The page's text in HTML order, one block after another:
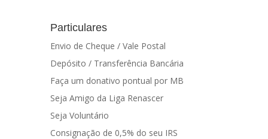
Particulares
Envio de Cheque / Vale Postal
Depósito / Transferência Bancária
Faça um donativo pontual por MB
Seja Amigo da Liga Renascer
Seja Voluntário
Consignação de 0,5% do seu IRS